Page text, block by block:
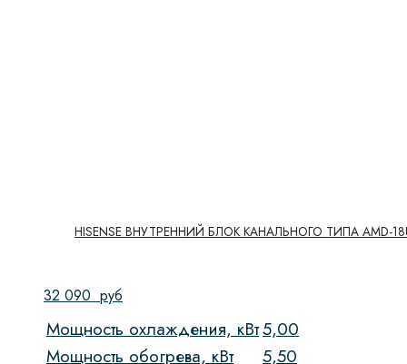
HISENSE ВНУТРЕННИЙ БЛОК КАНАЛЬНОГО ТИПА AMD-
32 090 руб
Мощность охлаждения, кВт5,00
Мощность обогрева, кВт
5,50